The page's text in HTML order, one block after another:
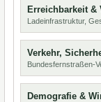
Erreichbarkeit &
Ladeinfrastruktur,
Verkehr,
Bundesfernstraßen-
Demografie &